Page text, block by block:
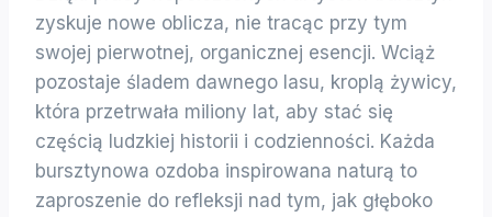
zyskuje nowe oblicza, nie tracąc przy tym
swojej pierwotnej, organicznej esencji. Wciąż
pozostaje śladem dawnego lasu, kroplą żywicy,
która przetrwała miliony lat, aby stać się
częścią ludzkiej historii i codzienności. Każda
bursztynowa ozdoba inspirowana naturą to
zaproszenie do refleksji nad tym, jak głęboko